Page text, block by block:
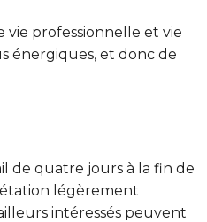
professionnelle et vie
énergiques, et donc de
de quatre jours à la fin de
légèrement
intéressés peuvent